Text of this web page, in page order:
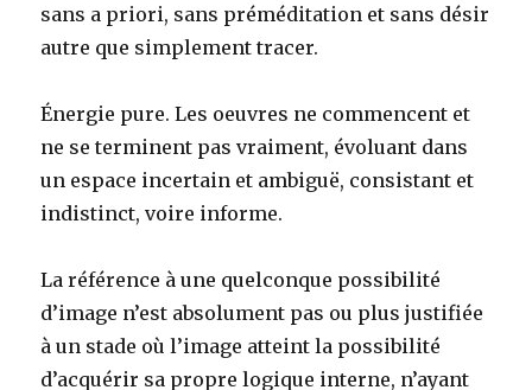
sans a priori, sans préméditation et sans désir
autre que simplement tracer.
Énergie pure. Les oeuvres ne commencent et
ne se terminent pas vraiment, évoluant dans
un espace incertain et ambiguë, consistant et
indistinct, voire informe.
La référence à une quelconque possibilité
d’image n’est absolument pas ou plus justifiée
à un stade où l’image atteint la possibilité
d’acquérir sa propre logique interne, n’ayant